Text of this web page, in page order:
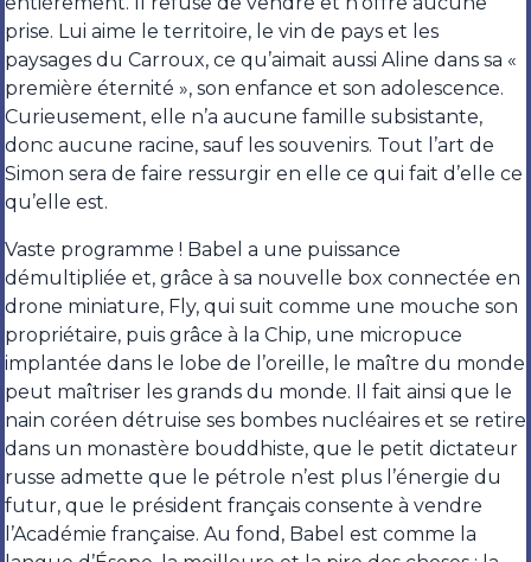
prise. Lui aime le territoire, le vin de pays et les
paysages du Carroux, ce qu’aimait aussi Aline dans sa «
première éternité », son enfance et son adolescence.
Curieusement, elle n’a aucune famille subsistante,
donc aucune racine, sauf les souvenirs. Tout l’art de
Simon sera de faire ressurgir en elle ce qui fait d’elle ce
qu’elle est.
Vaste programme ! Babel a une puissance
démultipliée et, grâce à sa nouvelle box connectée en
drone miniature, Fly, qui suit comme une mouche son
propriétaire, puis grâce à la Chip, une micropuce
implantée dans le lobe de l’oreille, le maître du monde
peut maîtriser les grands du monde. Il fait ainsi que le
nain coréen détruise ses bombes nucléaires et se retire
dans un monastère bouddhiste, que le petit dictateur
russe admette que le pétrole n’est plus l’énergie du
futur, que le président français consente à vendre
l’Académie française. Au fond, Babel est comme la